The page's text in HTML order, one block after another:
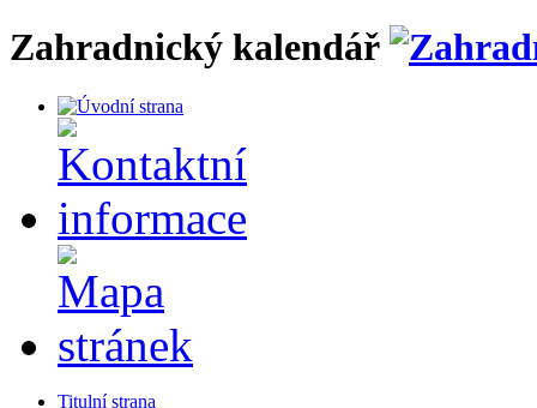
Zahradnický kalendář
Titulní strana